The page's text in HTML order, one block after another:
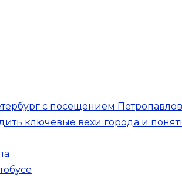
с посещением
ключевые вехи города и